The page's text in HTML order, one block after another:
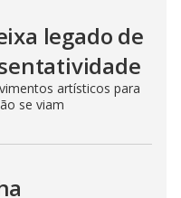
legado de
artísticos para
se viam